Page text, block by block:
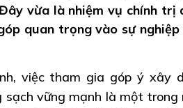
vừa là nhiệm vụ chính trị
quan trọng vào sự nghiệp
việc tham gia góp ý xây
sạch vững mạnh là một trong